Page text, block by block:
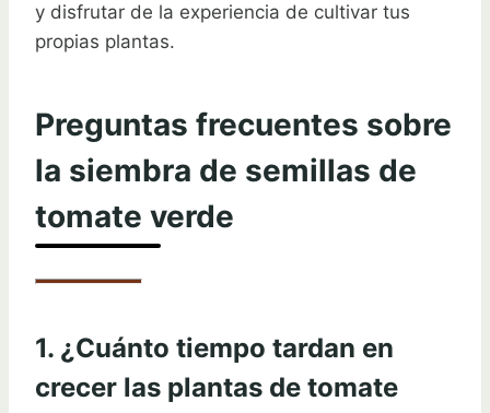
y disfrutar de la experiencia de cultivar tus
propias plantas.
Preguntas frecuentes sobre
la siembra de semillas de
tomate verde
1. ¿Cuánto tiempo tardan en
crecer las plantas de tomate